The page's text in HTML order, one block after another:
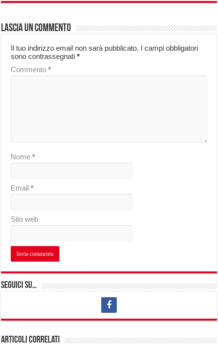
Lascia un commento
Il tuo indirizzo email non sarà pubblicato. I campi obbligatori
sono contrassegnati*
Commento*
Nome*
Email*
Sito web
Seguici su…
Articoli correlati